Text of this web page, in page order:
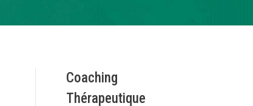
Coaching
Thérapeutique